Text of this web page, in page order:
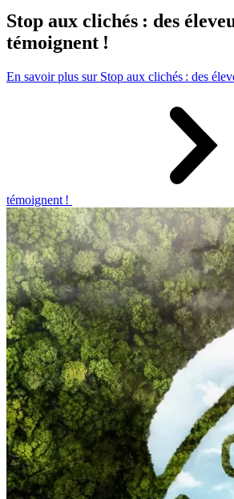
Stop aux clichés : des
témoignent !
En savoir plus sur Stop aux clichés : des
témoignent !